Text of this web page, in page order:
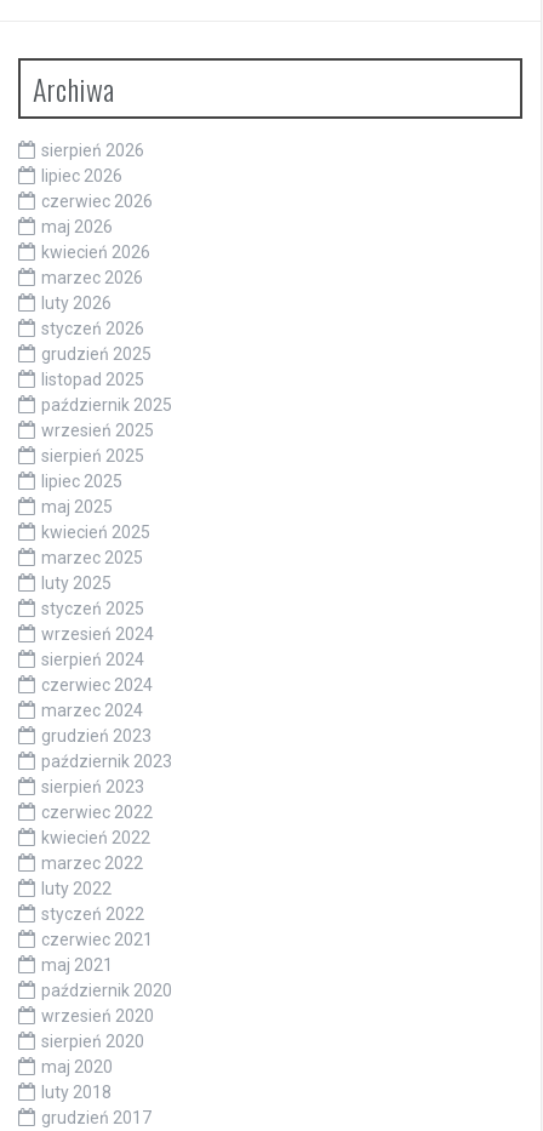
Archiwa
sierpień 2026
lipiec 2026
czerwiec 2026
maj 2026
kwiecień 2026
marzec 2026
luty 2026
styczeń 2026
grudzień 2025
listopad 2025
październik 2025
wrzesień 2025
sierpień 2025
lipiec 2025
maj 2025
kwiecień 2025
marzec 2025
luty 2025
styczeń 2025
wrzesień 2024
sierpień 2024
czerwiec 2024
marzec 2024
grudzień 2023
październik 2023
sierpień 2023
czerwiec 2022
kwiecień 2022
marzec 2022
luty 2022
styczeń 2022
czerwiec 2021
maj 2021
październik 2020
wrzesień 2020
sierpień 2020
maj 2020
luty 2018
grudzień 2017